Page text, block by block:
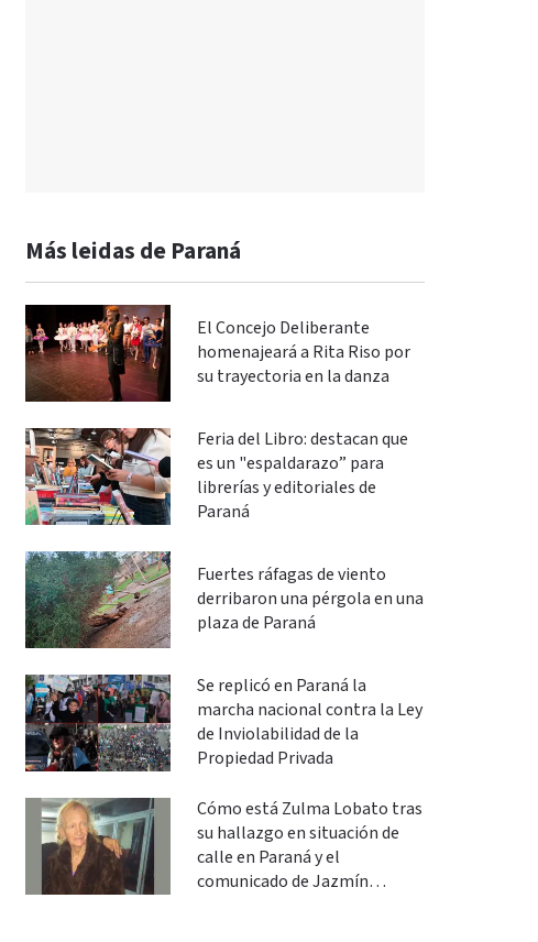
Más leidas de Paraná
El Concejo Deliberante
homenajeará a Rita Riso por
su trayectoria en la danza
Feria del Libro: destacan que
es un "espaldarazo” para
librerías y editoriales de
Paraná
Fuertes ráfagas de viento
derribaron una pérgola en una
plaza de Paraná
Se replicó en Paraná la
marcha nacional contra la Ley
de Inviolabilidad de la
Propiedad Privada
Cómo está Zulma Lobato tras
su hallazgo en situación de
calle en Paraná y el
comunicado de Jazmín